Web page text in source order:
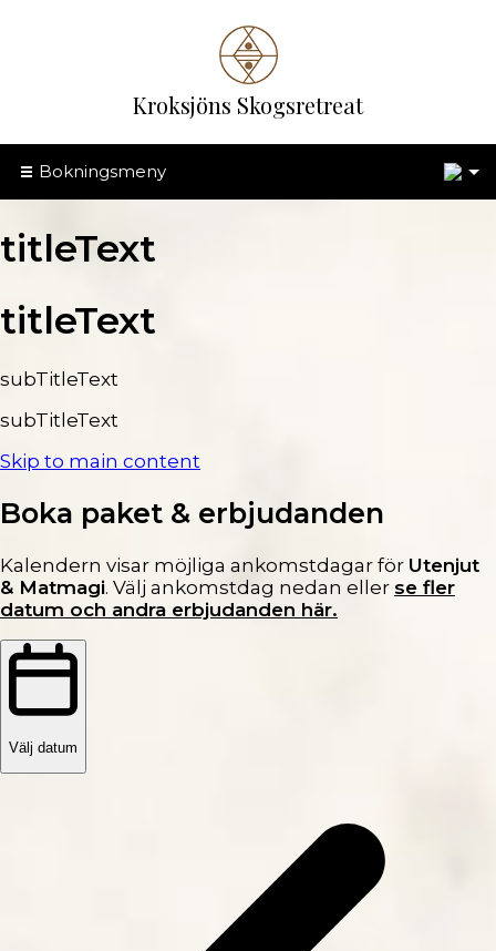
Kroksjöns Skogsretreat
Bokningsmeny
titleText
titleText
subTitleText
subTitleText
Skip to main content
Boka paket & erbjudanden
Kalendern visar möjliga ankomstdagar för Utenjut
& Matmagi. Välj ankomstdag nedan eller se fler
datum och andra erbjudanden här.
Välj datum